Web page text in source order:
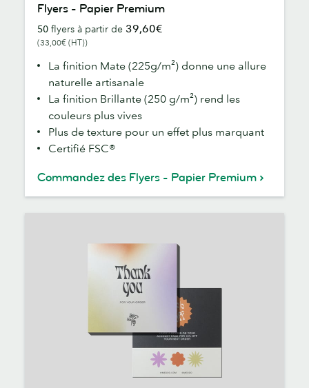
Papier
Premium
Flyers - Papier Premium
50 flyers à partir de 39,60€
(33,00€ (HT))
La finition Mate (225g/m²) donne une allure
naturelle artisanale
La finition Brillante (250 g/m²) rend les
couleurs plus vives
Plus de texture pour un effet plus marquant
Certifié FSC®
Commandez des Flyers - Papier Premium